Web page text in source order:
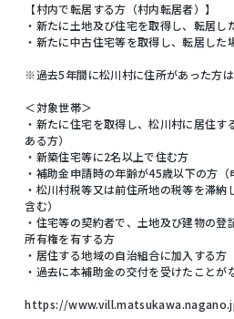
【村内で転居する方（村内転居者）】
・新たに土地及び住宅を取得し、転居し
・新たに中古住宅等を取得し、転居した
※過去5年間に松川村に住所があった方
＜対象世帯＞
・新たに住宅を取得し、松川村に居住
ある方）
・新築住宅等に2名以上で住む方
・補助金申請時の年齢が45歳以下の方（
・松川村税等又は前住所地の税等を滞納
含む）
・住宅等の契約者で、土地及び建物の
所有権を有する方
・居住する地域の自治組合に加入する方
・過去に本補助金の交付を受けたことが
https://